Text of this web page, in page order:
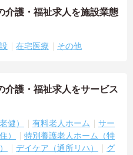
介護・福祉求人を施設業態
在宅医療 その他
介護・福祉求人をサービス
健） 有料老人ホーム
サー
）
特別養護老人ホーム（特
デイケア（通所リハ）
グ